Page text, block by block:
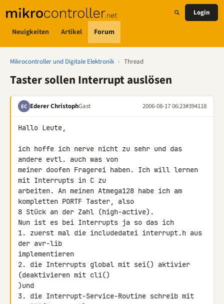
Neuigkeiten Artikel Forum
Login
Mikrocontroller und Digitale Elektronik › Thread
Taster sollen Interrupt auslösen
EC Ederer ChristophGast 2006-08-17 06:23#394118
Hallo Leute,
ich hoffe ich nerve nicht zu sehr und das
andere evtl. auch was von
meiner doofen Fragerei haben. Ich will lernen
mit Interrupts in C zu
arbeiten. An meinen Atmega128 habe ich am
kompletten PORTF Taster, also
8 Stück an der Zahl (high-active).
Nun ist es bei Interrupts ja so das ich
1. zuerst mal die includedatei interrupt.h aus
der avr-lib
implementieren
2. die Interrupts global mit sei() aktivier
(deaktivieren mit cli()
)und
3. die Interrupt-Service-Routine schreib mit